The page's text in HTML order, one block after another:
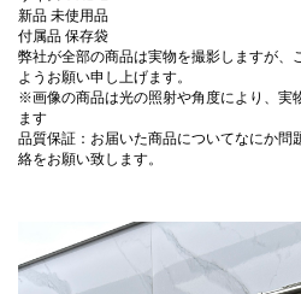
新品 未使用品
付属品 保存袋
弊社が全部の商品は実物を撮影しますが、
ようお願い申し上げます。
※画像の商品は光の照射や角度により、実
ます
品質保証：お届いた商品についてなにか問
絡をお願い致します。